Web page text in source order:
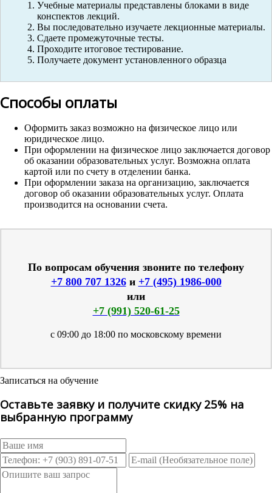
Учебные материалы представлены блоками в виде
конспектов лекций.
Вы последовательно изучаете лекционные материалы.
Сдаете промежуточные тесты.
Проходите итоговое тестирование.
Получаете документ установленного образца
Способы оплаты
Оформить заказ возможно на физическое лицо или
юридическое лицо.
При оформлении на физическое лицо заключается договор
об оказании образовательных услуг. Возможна оплата
картой или по счету в отделении банка.
При оформлении заказа на организацию, заключается
договор об оказании образовательных услуг. Оплата
производится на основании счета.
По вопросам обучения звоните по телефону
+7 800 707 1326и +7 (495) 1986-000
или
+7 (991) 520-61-25
с 09:00 до 18:00 по московскому времени
Записаться на обучение
Оставьте заявку и получите скидку 25% на
выбранную программу